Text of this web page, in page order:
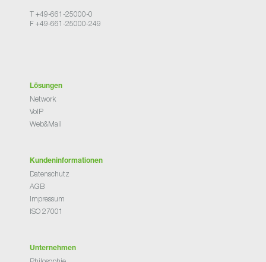
T +49-661-25000-0
F +49-661-25000-249
Lösungen
Network
VoIP
Web&Mail
Kundeninformationen
Datenschutz
AGB
Impressum
ISO 27001
Unternehmen